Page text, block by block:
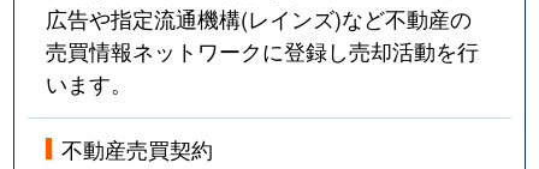
広告や指定流通機構(レインズ)など不動産の
売買情報ネットワークに登録し売却活動を行
います。
不動産売買契約